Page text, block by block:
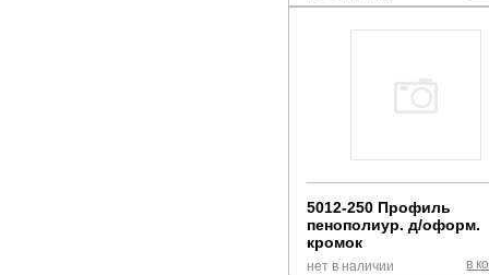
5012-250 Профиль
пенополиур. д/оформ.
кромок
в
нет в наличии